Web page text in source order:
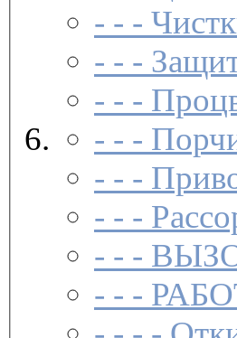
- - -
- - -
- - -
- - -
- - -
- - -
- - -
- - -